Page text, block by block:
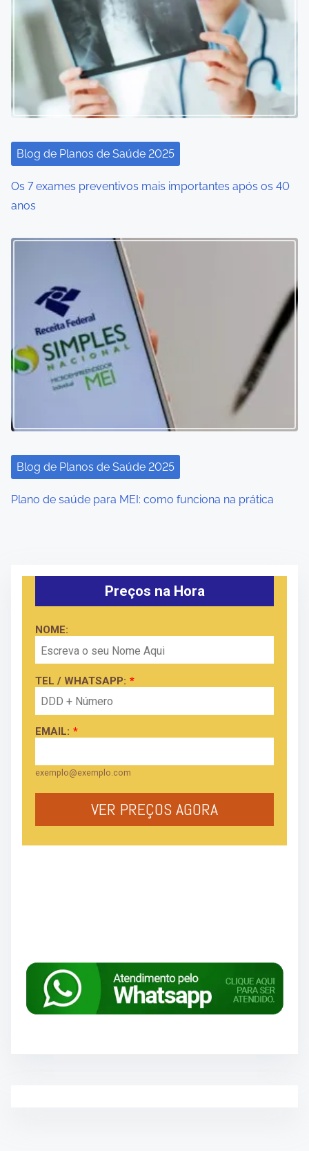
Blog de Planos de Saúde 2025
Os 7 exames preventivos mais importantes após os 40
anos
Blog de Planos de Saúde 2025
Plano de saúde para MEI: como funciona na prática